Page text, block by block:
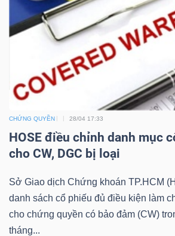
CHỨNG QUYỀN 28/04 17:33
HOSE điều chỉnh danh mục
cho CW, DGC bị loại
Sở Giao dịch Chứng khoán TP.HCM
danh sách cổ phiếu đủ điều kiện làm
cho chứng quyền có bảo đảm (CW)
tháng...
Ngành
SECTOR
LƯỢNG